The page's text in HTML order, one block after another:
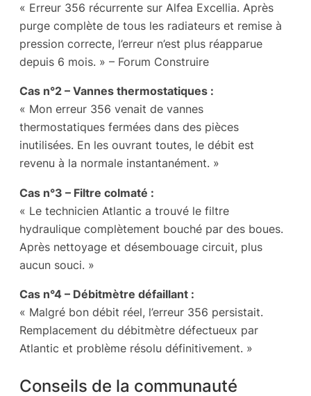
« Erreur 356 récurrente sur Alfea Excellia. Après
purge complète de tous les radiateurs et remise à
pression correcte, l’erreur n’est plus réapparue
depuis 6 mois. » – Forum Construire
Cas n°2 – Vannes thermostatiques :
« Mon erreur 356 venait de vannes
thermostatiques fermées dans des pièces
inutilisées. En les ouvrant toutes, le débit est
revenu à la normale instantanément. »
Cas n°3 – Filtre colmaté :
« Le technicien Atlantic a trouvé le filtre
hydraulique complètement bouché par des boues.
Après nettoyage et désembouage circuit, plus
aucun souci. »
Cas n°4 – Débitmètre défaillant :
« Malgré bon débit réel, l’erreur 356 persistait.
Remplacement du débitmètre défectueux par
Atlantic et problème résolu définitivement. »
Conseils de la communauté